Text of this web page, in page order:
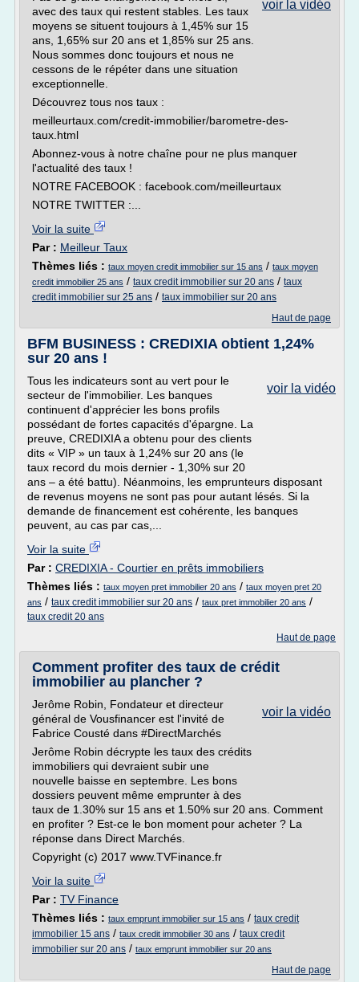
voir la vidéo
avec des taux qui restent stables. Les taux
moyens se situent toujours à 1,45% sur 15
ans, 1,65% sur 20 ans et 1,85% sur 25 ans.
Nous sommes donc toujours et nous ne
cessons de le répéter dans une situation
exceptionnelle.
Découvrez tous nos taux :
meilleurtaux.com/credit-immobilier/barometre-des-
taux.html
Abonnez-vous à notre chaîne pour ne plus manquer
l'actualité des taux !
NOTRE FACEBOOK : facebook.com/meilleurtaux
NOTRE TWITTER :...
Voir la suite
Par : Meilleur Taux
Thèmes liés : taux moyen credit immobilier sur 15 ans / taux moyen
credit immobilier 25 ans / taux credit immobilier sur 20 ans / taux
credit immobilier sur 25 ans / taux immobilier sur 20 ans
Haut de page
BFM BUSINESS : CREDIXIA obtient 1,24%
sur 20 ans !
voir la vidéo
Tous les indicateurs sont au vert pour le
secteur de l'immobilier. Les banques
continuent d'apprécier les bons profils
possédant de fortes capacités d'épargne. La
preuve, CREDIXIA a obtenu pour des clients
dits « VIP » un taux à 1,24% sur 20 ans (le
taux record du mois dernier - 1,30% sur 20
ans – a été battu). Néanmoins, les emprunteurs disposant
de revenus moyens ne sont pas pour autant lésés. Si la
demande de financement est cohérente, les banques
peuvent, au cas par cas,...
Voir la suite
Par : CREDIXIA - Courtier en prêts immobiliers
Thèmes liés : taux moyen pret immobilier 20 ans / taux moyen pret 20
ans / taux credit immobilier sur 20 ans / taux pret immobilier 20 ans /
taux credit 20 ans
Haut de page
Comment profiter des taux de crédit
immobilier au plancher ?
voir la vidéo
Jerôme Robin, Fondateur et directeur
général de Vousfinancer est l'invité de
Fabrice Cousté dans #DirectMarchés
Jerôme Robin décrypte les taux des crédits
immobiliers qui devraient subir une
nouvelle baisse en septembre. Les bons
dossiers peuvent même emprunter à des
taux de 1.30% sur 15 ans et 1.50% sur 20 ans. Comment
en profiter ? Est-ce le bon moment pour acheter ? La
réponse dans Direct Marchés.
Copyright (c) 2017 www.TVFinance.fr
Voir la suite
Par : TV Finance
Thèmes liés : taux emprunt immobilier sur 15 ans / taux credit
immobilier 15 ans / taux credit immobilier 30 ans / taux credit
immobilier sur 20 ans / taux emprunt immobilier sur 20 ans
Haut de page